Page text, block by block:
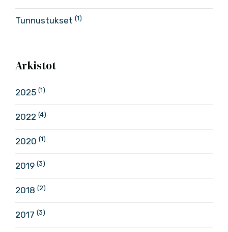
Tunnustukset (1)
Arkistot
2025 (1)
2022 (4)
2020 (1)
2019 (3)
2018 (2)
2017 (3)